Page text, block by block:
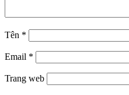
Tên *
Email *
Trang web